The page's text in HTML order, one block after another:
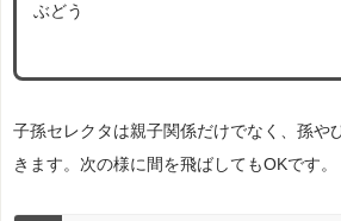
ぶどう
子孫セレクタは親子関係だけでなく、孫や
きます。次の様に間を飛ばしてもOKです。